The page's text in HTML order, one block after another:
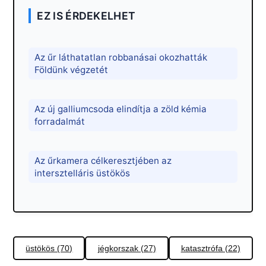
EZ IS ÉRDEKELHET
Az űr láthatatlan robbanásai okozhatták
Földünk végzetét
Az új galliumcsoda elindítja a zöld kémia
forradalmát
Az űrkamera célkeresztjében az
intersztelláris üstökös
üstökös (70) jégkorszak (27) katasztrófa (22)